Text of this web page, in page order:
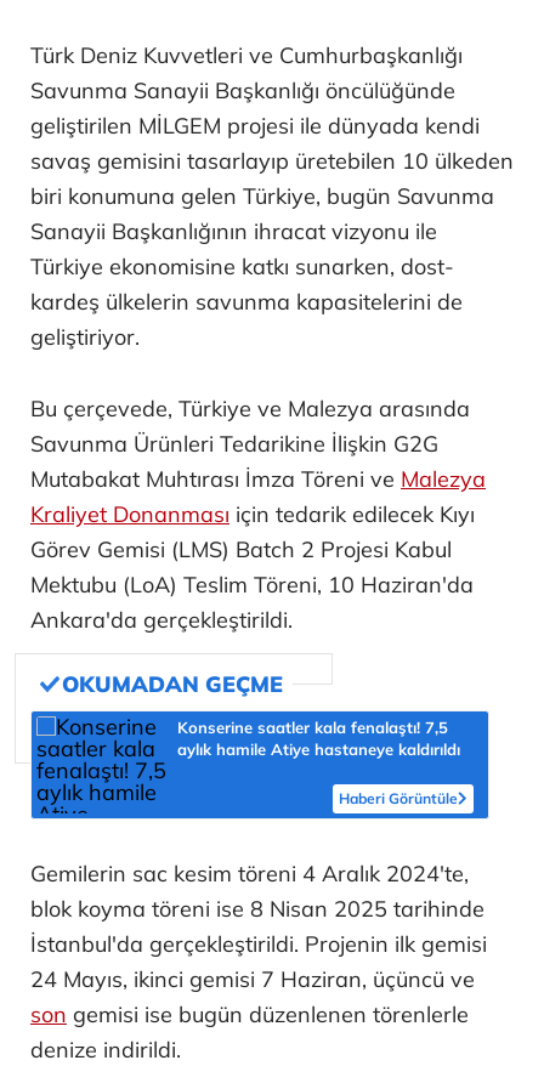
Türk Deniz Kuvvetleri ve Cumhurbaşkanlığı
Savunma Sanayii Başkanlığı öncülüğünde
geliştirilen MİLGEM projesi ile dünyada kendi
savaş gemisini tasarlayıp üretebilen 10 ülkeden
biri konumuna gelen Türkiye, bugün Savunma
Sanayii Başkanlığının ihracat vizyonu ile
Türkiye ekonomisine katkı sunarken, dost-
kardeş ülkelerin savunma kapasitelerini de
geliştiriyor.
Bu çerçevede, Türkiye ve Malezya arasında
Savunma Ürünleri Tedarikine İlişkin G2G
Mutabakat Muhtırası İmza Töreni ve Malezya
Kraliyet Donanması için tedarik edilecek Kıyı
Görev Gemisi (LMS) Batch 2 Projesi Kabul
Mektubu (LoA) Teslim Töreni, 10 Haziran'da
Ankara'da gerçekleştirildi.
Konserine saatler kala fenalaştı! 7,5
aylık hamile Atiye hastaneye kaldırıldı
Haberi Görüntüle
Gemilerin sac kesim töreni 4 Aralık 2024'te,
blok koyma töreni ise 8 Nisan 2025 tarihinde
İstanbul'da gerçekleştirildi. Projenin ilk gemisi
24 Mayıs, ikinci gemisi 7 Haziran, üçüncü ve
son gemisi ise bugün düzenlenen törenlerle
denize indirildi.